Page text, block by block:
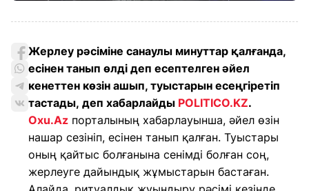
Жерлеу рәсіміне санаулы минуттар қалғанда,
есінен танып өлді деп есептелген әйел
кенеттен көзін ашып, туыстарын есеңгіретіп
тастады, деп хабарлайды POLITICO.KZ.
Oxu.Az порталының хабарлауынша, әйел өзін
нашар сезініп, есінен танып қалған. Туыстары
оның қайтыс болғанына сенімді болған соң,
жерлеуге дайындық жұмыстарын бастаған.